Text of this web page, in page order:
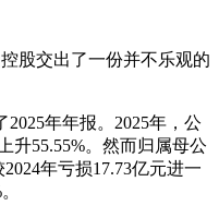
交出了一份并不乐观的
年年报。2025年，公
升55.55%。然而归属母公
年亏损17.73亿元进一